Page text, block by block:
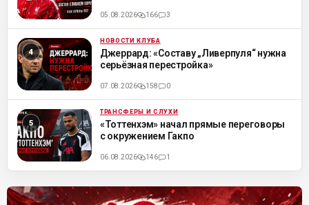
05.08.2026 166 3
ML НОВОСТИ КЛУБА
Джеррард: «Составу „Ливерпуля“ нужна
серьёзная перестройка»
07.08.2026 158 0
ML ТРАНСФЕРЫ И СЛУХИ
«Тоттенхэм» начал прямые переговоры
с окружением Гакпо
06.08.2026 146 1